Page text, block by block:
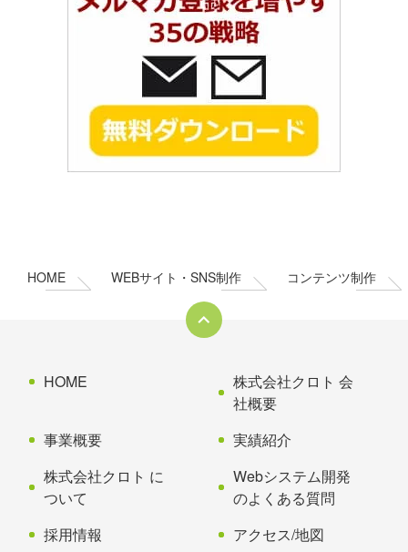
HOME WEBサイト・SNS制作 コンテンツ制作
HOME
株式会社クロト 会
社概要
事業概要
実績紹介
株式会社クロト に
ついて
Webシステム開発
のよくある質問
採用情報
アクセス/地図